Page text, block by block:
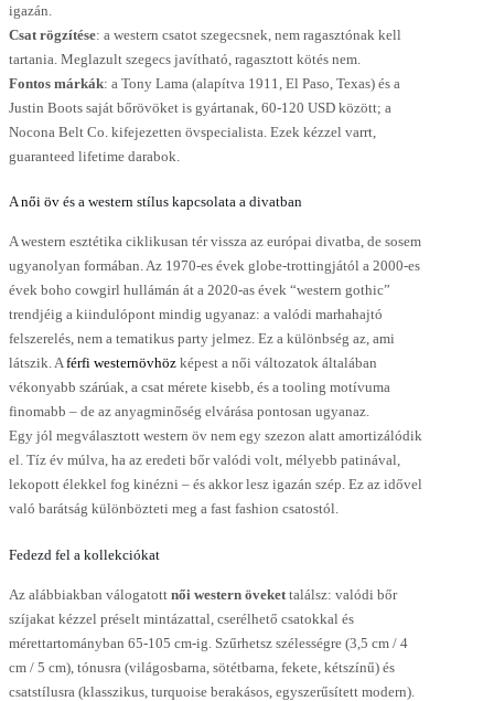
igazán.
Csat rögzítése: a western csatot szegecsnek, nem ragasztónak kell
tartania. Meglazult szegecs javítható, ragasztott kötés nem.
Fontos márkák: a Tony Lama (alapítva 1911, El Paso, Texas) és a
Justin Boots saját bőrövöket is gyártanak, 60-120 USD között; a
Nocona Belt Co. kifejezetten övspecialista. Ezek kézzel varrt,
guaranteed lifetime darabok.
Anői öv és a western stílus kapcsolata a divatban
A western esztétika ciklikusan tér vissza az európai divatba, de sosem
ugyanolyan formában. Az 1970-es évek globe-trottingjától a 2000-es
évek boho cowgirl hullámán át a 2020-as évek “western gothic”
trendjéig a kiindulópont mindig ugyanaz: a valódi marhahajtó
felszerelés, nem a tematikus party jelmez. Ez a különbség az, ami
látszik. Aférfi westernövhöz képest a női változatok általában
vékonyabb szárúak, a csat mérete kisebb, és a tooling motívuma
finomabb – de az anyagminőség elvárása pontosan ugyanaz.
Egy jól megválasztott western öv nem egy szezon alatt amortizálódik
el. Tíz év múlva, ha az eredeti bőr valódi volt, mélyebb patinával,
lekopott élekkel fog kinézni – és akkor lesz igazán szép. Ez az idővel
való barátság különbözteti meg a fast fashion csatostól.
Fedezd fel a kollekciókat
Az alábbiakban válogatott női western öveket találsz: valódi bőr
szíjakat kézzel préselt mintázattal, cserélhető csatokkal és
mérettartományban 65-105 cm-ig. Szűrhetsz szélességre (3,5 cm / 4
cm / 5 cm), tónusra (világosbarna, sötétbarna, fekete, kétszínű) és
csatstílusra (klasszikus, turquoise berakásos, egyszerűsített modern).